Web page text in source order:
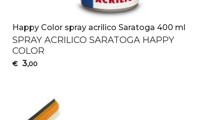
Happy Color spray acrilico Saratoga 400 ml
SPRAY ACRILICO SARATOGA HAPPY
COLOR
€ 3,00